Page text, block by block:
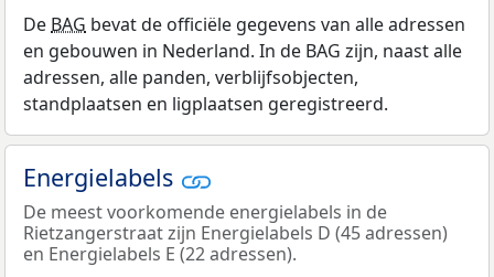
De BAG bevat de officiële gegevens van alle adressen
en gebouwen in Nederland. In de BAG zijn, naast alle
adressen, alle panden, verblijfsobjecten,
standplaatsen en ligplaatsen geregistreerd.
Energielabels
De meest voorkomende energielabels in de
Rietzangerstraat zijn Energielabels D (45 adressen)
en Energielabels E (22 adressen).